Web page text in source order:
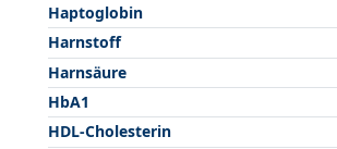
Haptoglobin
Harnstoff
Harnsäure
HbA1
HDL-Cholesterin